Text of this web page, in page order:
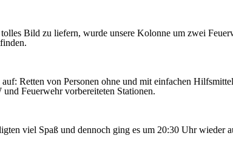
Bild zu liefern, wurde unsere Kolonne um zwei
Retten von Personen ohne und mit einfachen
Feuerwehr vorbereiteten Stationen.
viel Spaß und dennoch ging es um 20:30 Uhr